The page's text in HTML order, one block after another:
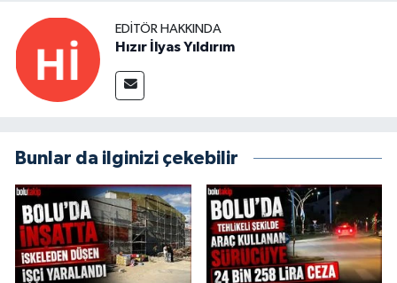
EDITÖR HAKKINDA
Hızır İlyas Yıldırım
Bunlar da ilginizi çekebilir